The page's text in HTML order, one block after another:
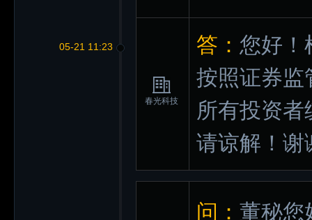
05-21 11:23
春光科技
答： 您好！
按照证券监
所有投资
请谅解！谢
问： 董秘您